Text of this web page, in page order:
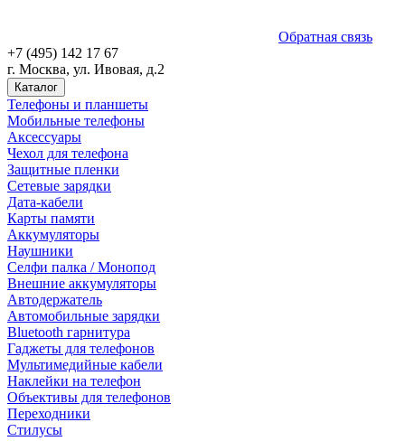
Обратная связь
+7 (495) 142 17 67
г. Москва, ул. Ивовая, д.2
Каталог
Телефоны и планшеты
Мобильные телефоны
Аксессуары
Чехол для телефона
Защитные пленки
Сетевые зарядки
Дата-кабели
Карты памяти
Аккумуляторы
Наушники
Селфи палка / Монопод
Внешние аккумуляторы
Автодержатель
Автомобильные зарядки
Bluetooth гарнитура
Гаджеты для телефонов
Мультимедийные кабели
Наклейки на телефон
Объективы для телефонов
Переходники
Стилусы